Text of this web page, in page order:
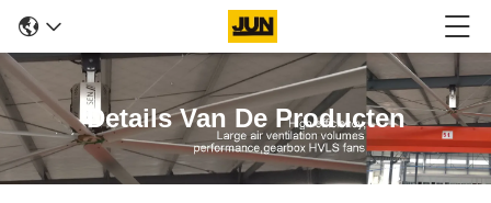
Details Van De Producten